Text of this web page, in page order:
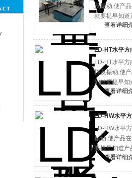
及振动,使产
就要提早知道
查看详细
LD-HT水平方
LD-HT水平方
撞及振动,使
们就要提早知
查看详细
LD-HW水平
LD-HW水平
振动,使产品
要提早知道产
查看详细